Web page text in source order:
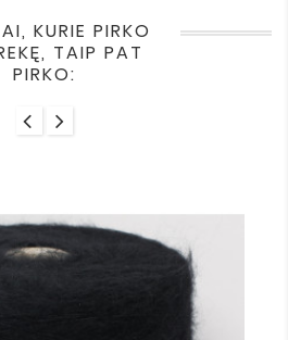
KURIE PIRKO
TAIP PAT
PIRKO: